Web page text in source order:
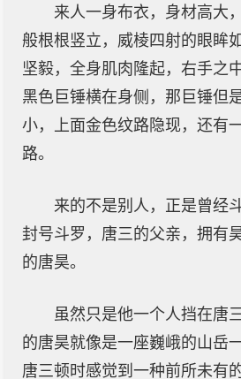
来人一身布衣，身材高大
般根根竖立，威棱四射的眼眸
坚毅，全身肌肉隆起，右手之
黑色巨锤横在身侧，那巨锤但
小，上面金色纹路隐现，还有
路。
来的不是别人，正是曾经
封号斗罗，唐三的父亲，拥有
的唐昊。
虽然只是他一个人挡在唐
的唐昊就像是一座巍峨的山岳
唐三顿时感觉到一种前所未有